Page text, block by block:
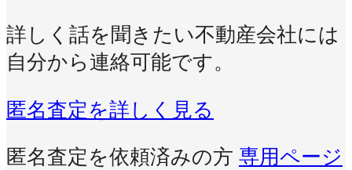
詳しく話を聞きたい不動産会社には
自分から連絡可能です。
匿名査定を詳しく見る
匿名査定を依頼済みの方 専用ページ